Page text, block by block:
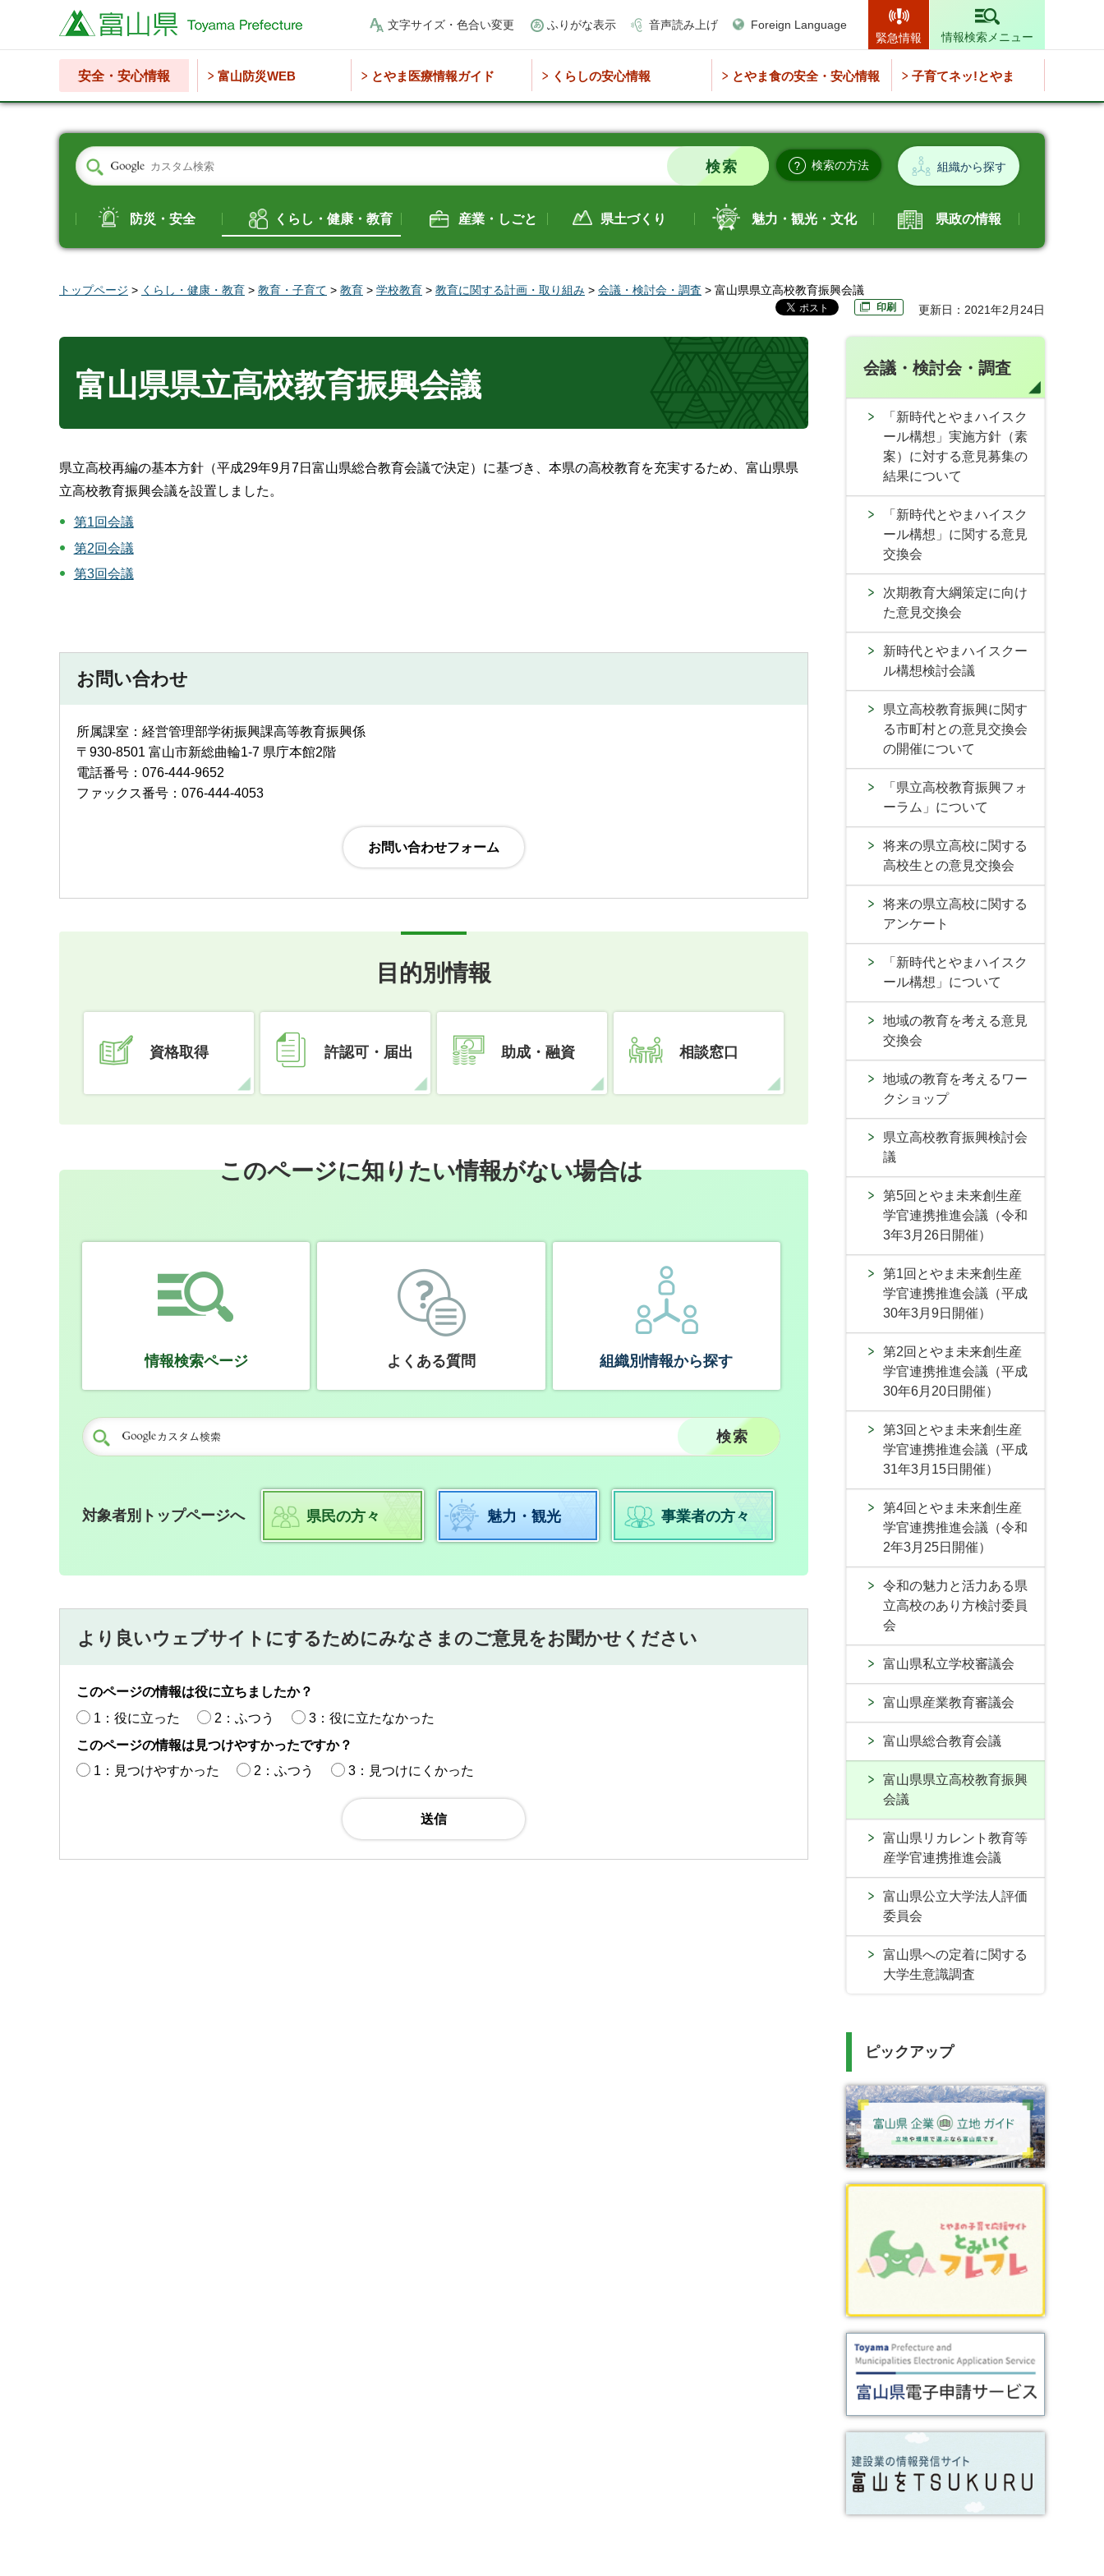
富山県 文字サイズ・色合い変更 ふりがな表示 音声読み上げ
Foreign Language
緊急情報
情報検索メニュー
安全・安心情報 富山防災WEB とやま医療情報ガイド くらしの安心情報 とやま食の安全・安心情報 子育てネッ!とやま
検索の方法 組織から探す
防災・安全 くらし・健康・教育 産業・しごと 県土づくり 魅力・観光・文化 県政の情報
トップページ > くらし・健康・教育 > 教育・子育て > 教育 > 学校教育 > 教育に関する計画・取り組み > 会議・検討会・調査 > 富山県県立高校教育振興会議
印刷 更新日：2021年2月24日
富山県県立高校教育振興会議
県立高校再編の基本方針（平成29年9月7日富山県総合教育会議で決定）に基づき、本県の高校教育を充実するため、富山県県
立高校教育振興会議を設置しました。
第1回会議
第2回会議
第3回会議
お問い合わせ
所属課室：経営管理部学術振興課高等教育振興係
〒930-8501 富山市新総曲輪1-7 県庁本館2階
電話番号：076-444-9652
ファックス番号：076-444-4053
目的別情報
資格取得 許認可・届出 助成・融資 相談窓口
このページに知りたい情報がない場合は
情報検索ページ よくある質問 組織別情報から探す
対象者別トップページへ 県民の方々 魅力・観光 事業者の方々
より良いウェブサイトにするためにみなさまのご意見をお聞かせください
このページの情報は役に立ちましたか？
1：役に立った
2：ふつう
3：役に立たなかった
このページの情報は見つけやすかったですか？
1：見つけやすかった
2：ふつう 3：見つけにくかった
会議・検討会・調査
「新時代とやまハイスク
ール構想」実施方針（素
案）に対する意見募集の
結果について
「新時代とやまハイスク
ール構想」に関する意見
交換会
次期教育大綱策定に向け
た意見交換会
新時代とやまハイスクー
ル構想検討会議
県立高校教育振興に関す
る市町村との意見交換会
の開催について
「県立高校教育振興フォ
ーラム」について
将来の県立高校に関する
高校生との意見交換会
将来の県立高校に関する
アンケート
「新時代とやまハイスク
ール構想」について
地域の教育を考える意見
交換会
地域の教育を考えるワー
クショップ
県立高校教育振興検討会
議
第5回とやま未来創生産
学官連携推進会議（令和
3年3月26日開催）
第1回とやま未来創生産
学官連携推進会議（平成
30年3月9日開催）
第2回とやま未来創生産
学官連携推進会議（平成
30年6月20日開催）
第3回とやま未来創生産
学官連携推進会議（平成
31年3月15日開催）
第4回とやま未来創生産
学官連携推進会議（令和
2年3月25日開催）
令和の魅力と活力ある県
立高校のあり方検討委員
会
富山県私立学校審議会
富山県産業教育審議会
富山県総合教育会議
富山県県立高校教育振興
会議
富山県リカレント教育等
産学官連携推進会議
富山県公立大学法人評価
委員会
富山県への定着に関する
大学生意識調査
ピックアップ